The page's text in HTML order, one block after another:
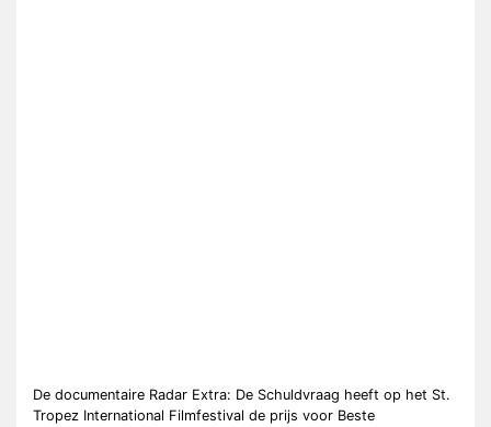
De documentaire Radar Extra: De Schuldvraag heeft op het St.
Tropez International Filmfestival de prijs voor Beste